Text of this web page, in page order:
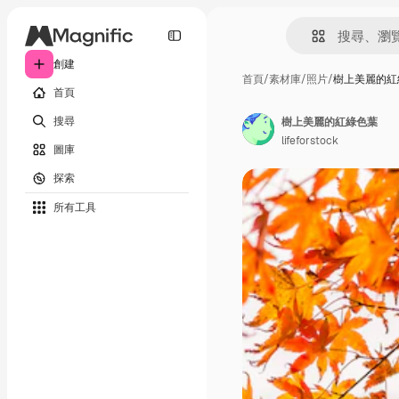
創建
首頁
搜尋
圖庫
探索
所有工具
首頁/素材庫/照片/樹上美麗的
樹上美麗的紅綠色葉
lifeforstock